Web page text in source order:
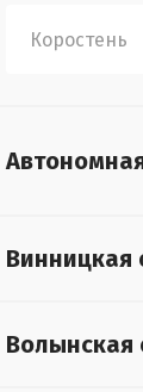
Коростень
Винницкая
Волынская